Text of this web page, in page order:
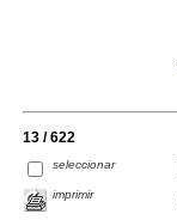
13 / 622
seleccionar
imprimir